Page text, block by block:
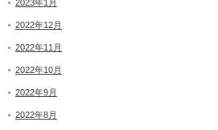
2023年1月
2022年12月
2022年11月
2022年10月
2022年9月
2022年8月